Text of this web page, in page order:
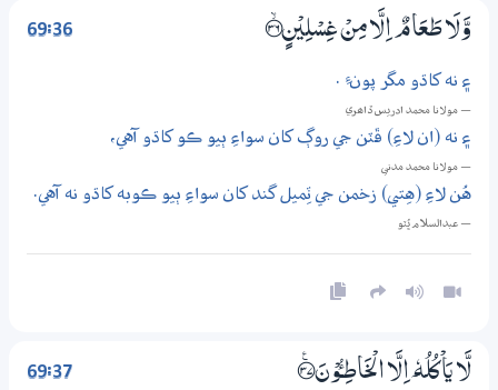
69:36 وَّلَا طَعَامٌ اِلَّا مِنْ غِسْلِيْنٍ ؀ۙ36
۽ نه کاڌو مگر پونءِ .
— مولانا محمد ادريس ڏاھري
۽ نه (ان لاءِ) ڦٽن جي روڳ کان سواءِ ٻيو ڪو کاڌو آهي،
— مولانا محمد مدني
هُن لاءِ (هِتي) زخمن جي ٽِميل گند کان سواءِ ٻيو ڪوبه کاڌو نه آهي.
— عبدالسلام ڀُٽو
69:37 لَّا يَاْكُلُهٗ ٓ اِلَّا الْخَاطِـــُٔوْنَ ؀ۧ37